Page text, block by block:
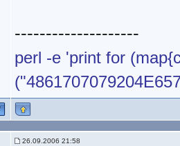
--------------------
perl -e 'print for
26.09.2006 21:58